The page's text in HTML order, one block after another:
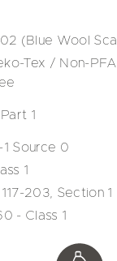
(Blue Wool
Tex / Non-
1
Source 0
1
203, Section 1
- Class 1